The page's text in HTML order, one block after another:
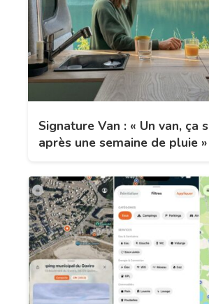
Signature Van : « Un van, ça
après une semaine de pluie »